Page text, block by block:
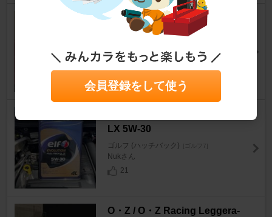
KONI Special Active
ゴルフ (ハッチバック) [ゴルフ7]
6
LX 5W-30
ゴルフ (ハッチバック) [ゴルフ7]
Nukさん
21
O・Z / O・Z Racing Leggera-
会員登録をして使う